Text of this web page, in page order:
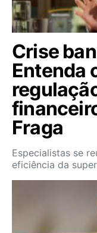
Crise
Entenda
Fraga
Especialistas se
eficiência da